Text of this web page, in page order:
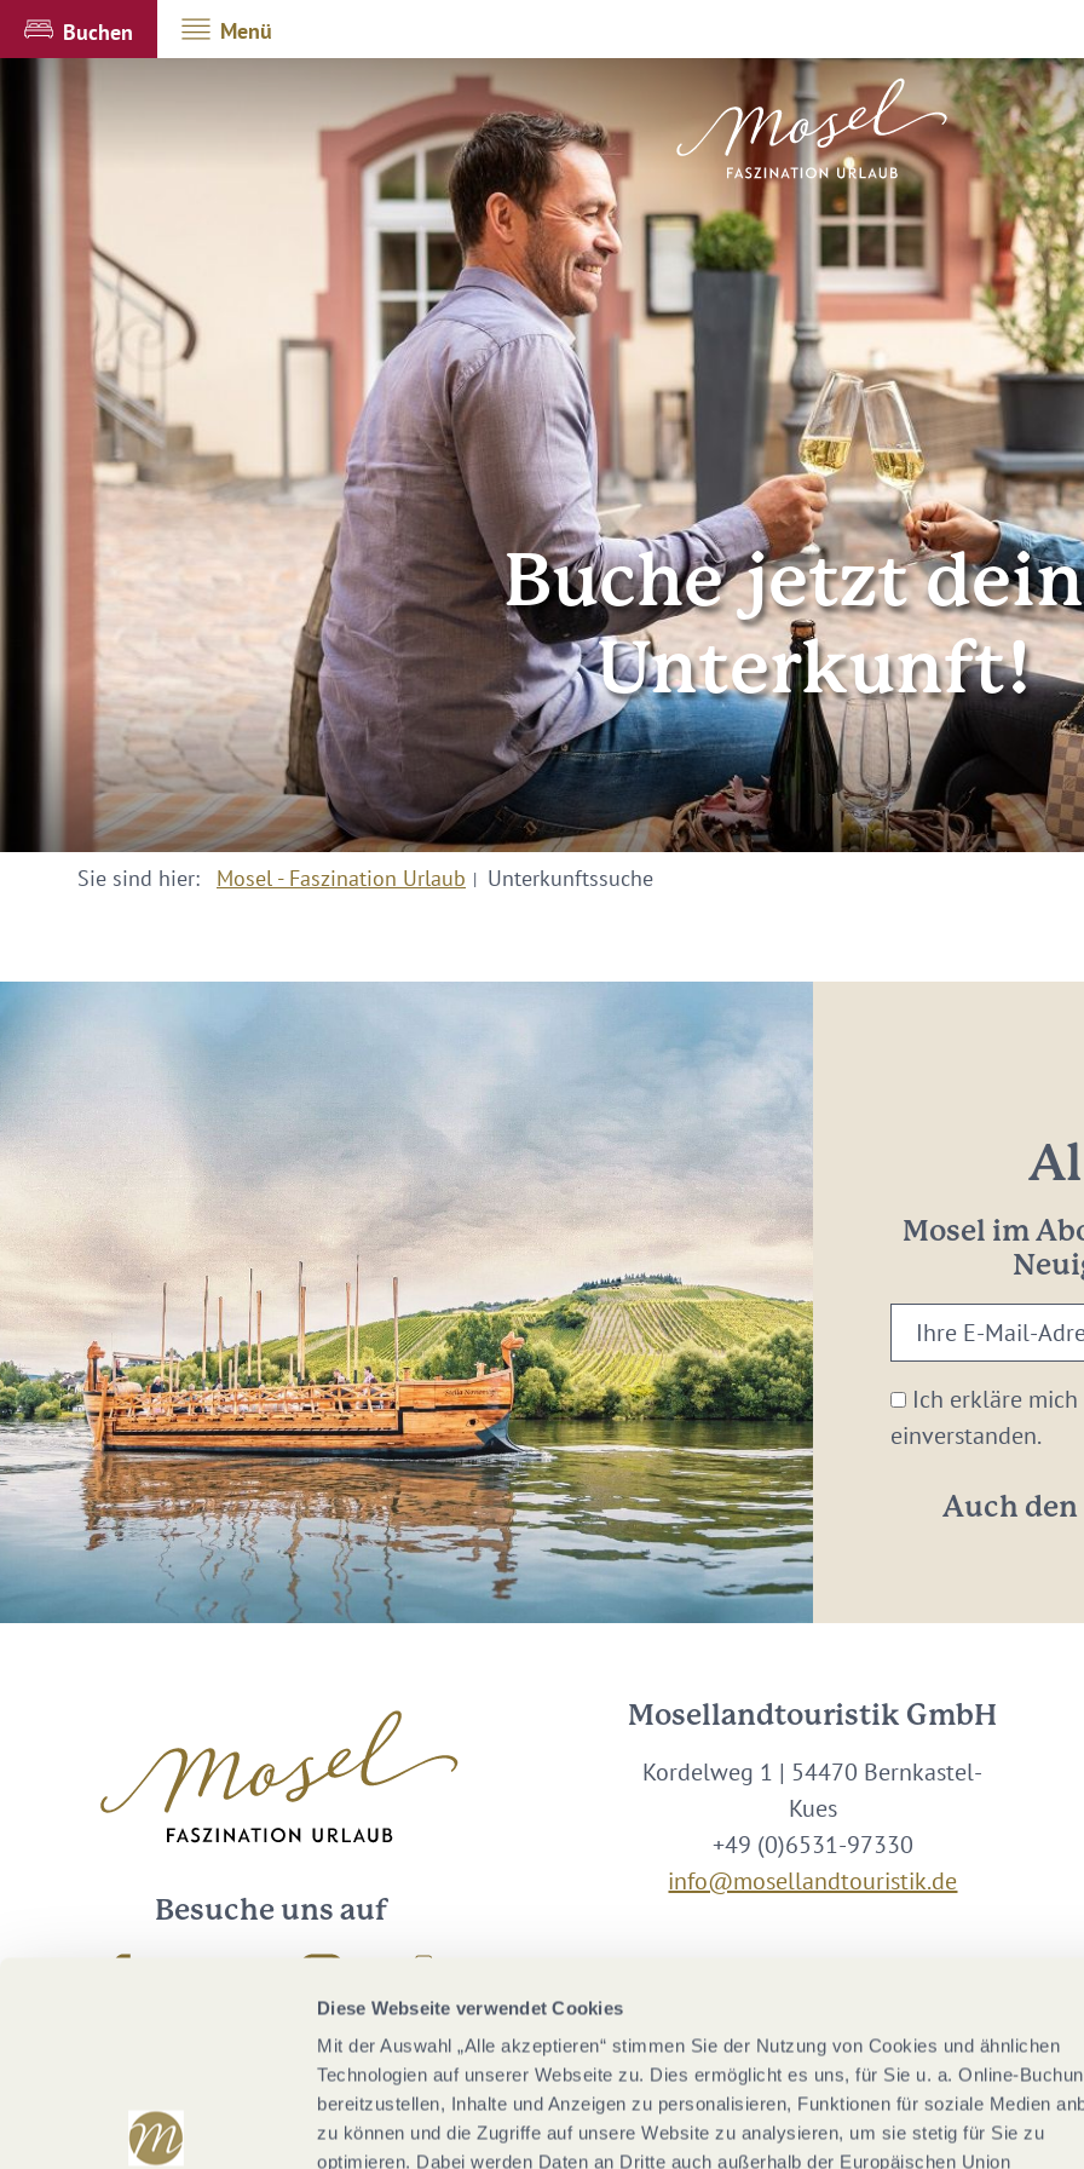
Diese Webseite verwendet Cookies
Mit der Auswahl „Alle akzeptieren“ stimmen Sie der Nutzung von Cookies und ähnlichen
Technologien auf unserer Webseite zu. Dies ermöglicht es uns, für Sie u. a. Online-
bereitzustellen, Inhalte und Anzeigen zu personalisieren, Funktionen für soziale Medien
zu können und die Zugriffe auf unsere Website zu analysieren, um sie stetig für Sie zu
optimieren. Dabei werden Daten an Dritte auch außerhalb der Europäischen Union
Buchen Menü
Buche jetzt
Unterkunft!
Sie sind hier: Mosel - Faszination Urlaub Unterkunftssuche
Mosel im
Ihre
E-
Mail-
Adresse:
Ich erkläre
einverstanden.
Auch den
Besuche uns auf
Mosellandtouristik GmbH
Kordelweg 1 | 54470 Bernkastel-
Kues
+49 (0)6531-97330
info@mosellandtouristik.de